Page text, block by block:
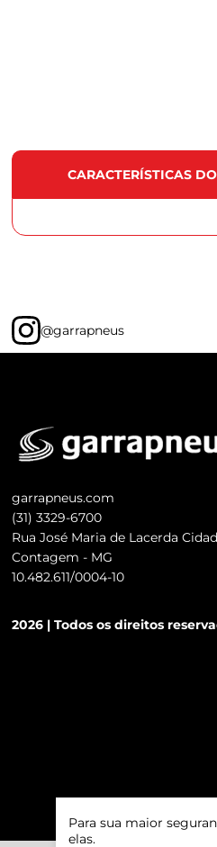
Para sua maior
elas.
CARACTERÍSTICAS
@garrapneus
garrapneus.com
(31) 3329-6700
Rua José Maria de Lacerda
Contagem - MG
10.482.611/0004-10
2026 | Todos os direitos